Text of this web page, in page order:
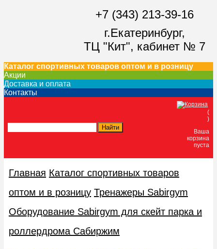
+7 (343) 213-39-16
г.Екатеринбург,
ТЦ "Кит", кабинет № 7
Каталог спортивных товаров оптом и в розницу
Акции
Доставка и оплата
Контакты
(
)
Ваша
корзина
пуста
Главная Каталог спортивных товаров
оптом и в розницу Тренажеры Sabirgym
Оборудование Sabirgym для скейт парка и
роллердрома Сабиржим